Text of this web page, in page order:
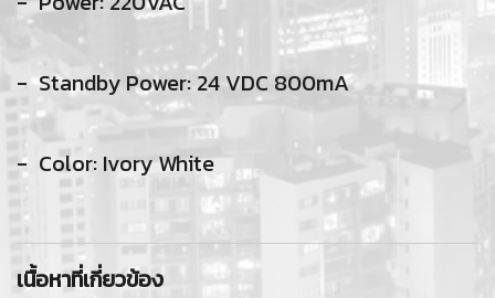
- Standby Power: 24 VDC 800mA
- Color: Ivory White
เนื้อหาที่เกี่ยวข้อง